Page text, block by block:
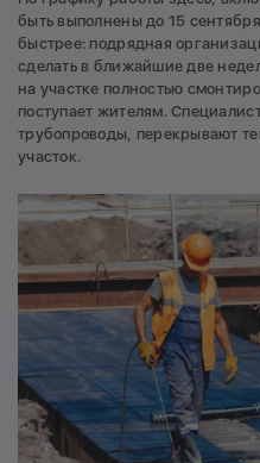
быть выполнены до 15
быстрее: подрядная
сделать в ближайшие две
на участке полностью
поступает жителям.
трубопроводы, перекрывают
участок.